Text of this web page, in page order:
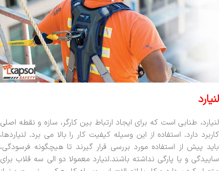
لنیارد
لنیارد، طنابی است که برای ایجاد ارتباط بین کارگر، سازه و نقطه اصلی
کاربرد دارد. استفاده از این وسیله کیفیت کار را بالا می برد. لنیاردها،
باید پیش از استفاده مورد بررسی قرار گیرند تا هیچگونه فرسودگی،
ساییدگی و یا پارگی نداشته باشند.لنیارد معمولا دو الی سه قلاب برای